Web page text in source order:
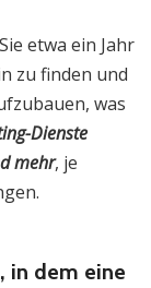
etwa ein Jahr
zu finden und
was
Dienste
mehr, je
in dem eine